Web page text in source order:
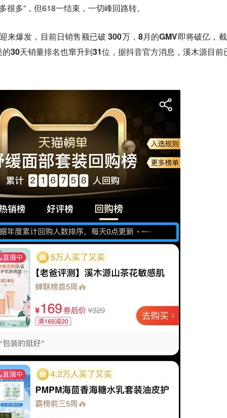
多”，但618一结束，一切峰回路转。
来爆发，目前日销售额已破 300万，8月的GMV即将破亿，
30天销量排名也窜升到31位，据抖音官方消息，溪木源目前